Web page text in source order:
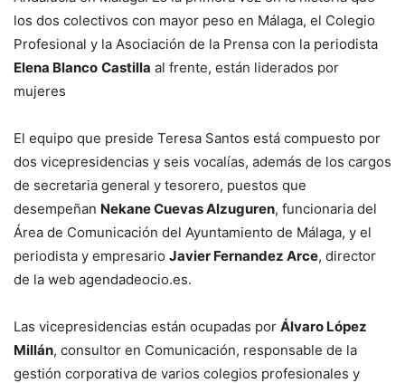
los dos colectivos con mayor peso en Málaga, el Colegio
Profesional y la Asociación de la Prensa con la periodista
Elena Blanco Castilla al frente, están liderados por
mujeres
El equipo que preside Teresa Santos está compuesto por
dos vicepresidencias y seis vocalías, además de los cargos
de secretaria general y tesorero, puestos que
desempeñan Nekane Cuevas Alzuguren, funcionaria del
Área de Comunicación del Ayuntamiento de Málaga, y el
periodista y empresario Javier Fernandez Arce, director
de la web agendadeocio.es.
Las vicepresidencias están ocupadas por Álvaro López
Millán, consultor en Comunicación, responsable de la
gestión corporativa de varios colegios profesionales y